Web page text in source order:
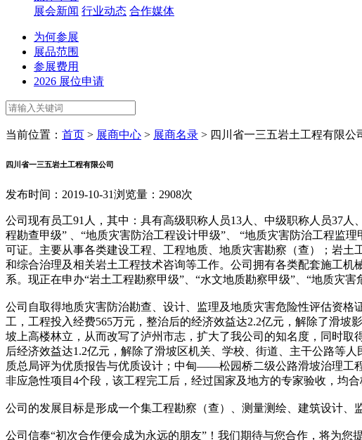
展会新闻 行业动态 合作媒体
为何参展
展品范围
参展费用
2026 展位申请
当前位置： 首页 > 展商中心 > 展商名录 > 四川省一三五岩土工程有限公
四川省一三五岩土工程有限公司
发布时间：2019-10-31浏览量：2908次
公司现有员工91人，其中：具有高级职称人员13人、中级职称人员37
程勘查甲级” 、“地质灾害防治工程设计甲级”、 “地质灾害防治工程监
可证。主要从事各类建设工程、工程地质、地质灾害勘察（查）；岩
和综合治理及相关岩土工程技术咨询等工作。公司拥有各类配套施工机
系。现正在申办“岩土工程勘察甲级”、“水文地质勘察甲级”、“地质灾
公司自取得地质灾害防治勘查、设计、监理及地质灾害危险性评估资
工，工程投入经费565万元，整治后的经济效益达2.2亿元，解除了滑
坡上高楼林立，从而改写了泸州市志，扩大了我公司的知名度，同时
后经济效益达1.2亿元，解除了滑坡区机关、学校、街道、主干公路等
质总局评为优质报告与优质设计；中甸——松园桥二级公路滑坡治理工
非应急性项目4个段，该工程完工后，经过国家及地方的专家验收，均
公司的发展目标是形成一个集工程勘察（查）、测量测绘、建筑设计、
公司信奉“初次合作便会成为永远的朋友”！我们期待与您合作，将为您